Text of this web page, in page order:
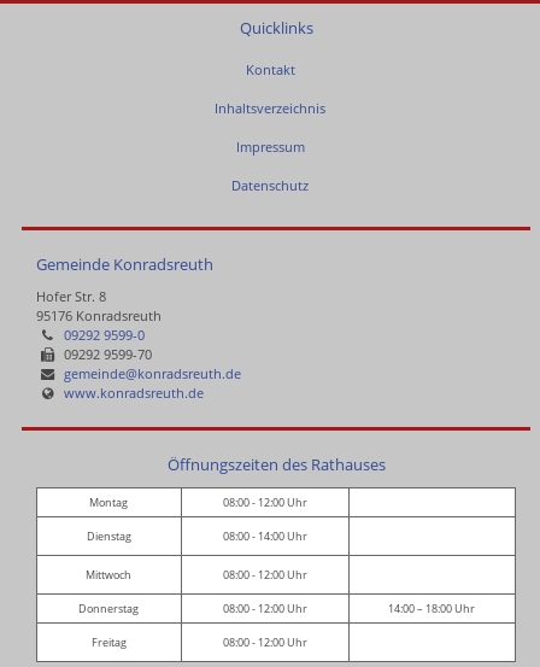
Quicklinks
Kontakt
Inhaltsverzeichnis
Impressum
Datenschutz
Gemeinde Konradsreuth
Hofer Str. 8
95176 Konradsreuth
09292 9599-0
09292 9599-70
gemeinde@konradsreuth.de
www.konradsreuth.de
Öffnungszeiten des Rathauses
Montag 08:00 - 12:00 Uhr
Dienstag 08:00 - 14:00 Uhr
Mittwoch 08:00 - 12:00 Uhr
Donnerstag 08:00 - 12:00 Uhr 14:00 – 18:00 Uhr
Freitag 08:00 - 12:00 Uhr